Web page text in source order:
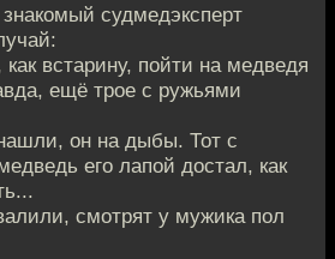
судмедэксперт
встарину, пойти на медведя
ещё трое с ружьями
он на дыбы. Тот с
его лапой достал, как
смотрят у мужика пол